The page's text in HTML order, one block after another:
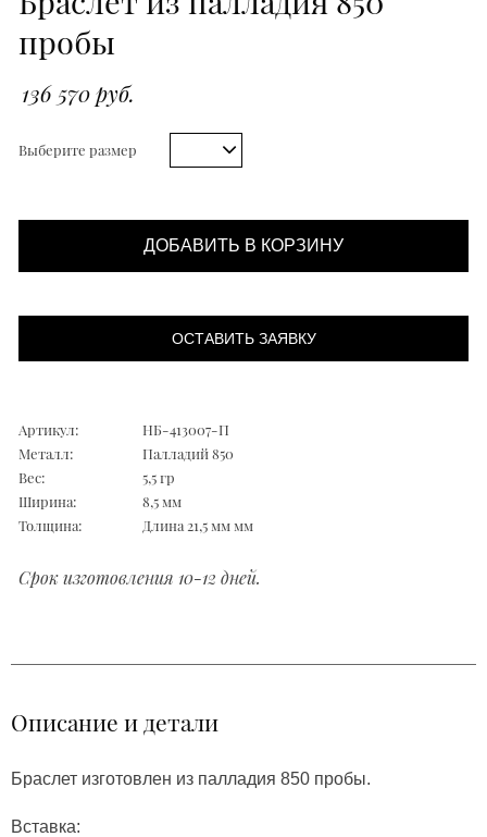
пробы
136 570 руб.
Выберите размер
ДОБАВИТЬ В КОРЗИНУ
ОСТАВИТЬ ЗАЯВКУ
Артикул:
НБ-413007-П
Металл:
Палладий 850
Вес:
5,5 гр
Ширина:
8,5 мм
Толщина:
Длина 21,5 мм мм
Срок изготовления 10-12 дней.
Описание и детали
Браслет изготовлен из палладия 850 пробы.
Вставка: